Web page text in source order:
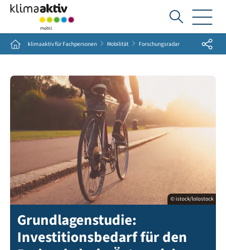
Ich
suche...
Home klimaaktiv für Fachpersonen Mobilität Forschungsradar Share
© istock/lolostock
Grundlagenstudie:
Investitionsbedarf für den